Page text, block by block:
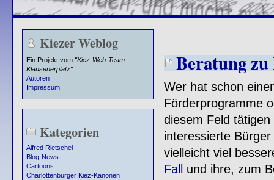
Kiezer Weblog
Ein Projekt vom "Kiez-Web-Team
Klausenerplatz".
Autoren
Impressum
Kategorien
Alfred Rietschel
Blog-News
Cartoons
Charlottenburger Kiez-Kanonen
Beratung
Wer hat schon
Förderprogramme
diesem Feld tätigen
interessierte
vielleicht viel
Fall
und ihre, zum